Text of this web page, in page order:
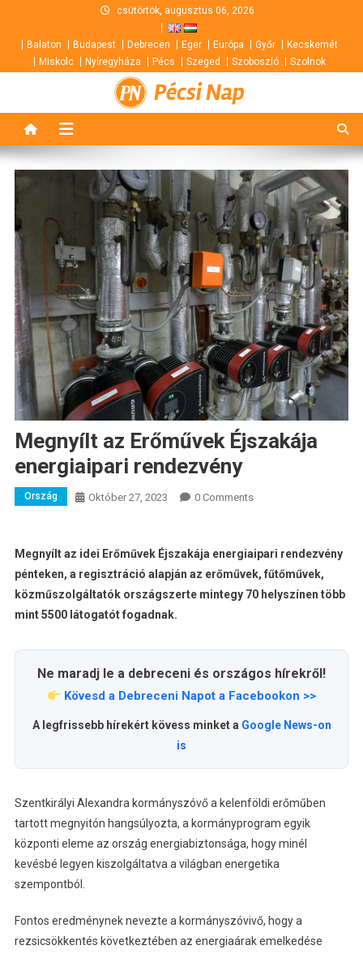
content
csütörtök, augusztus 06, 2026
Balaton Budapest Debrecen Eger Európa Győr
Kecskemét
Miskolc
Nyíregyháza Pécs Szeged Szoboszló Szolnok
Pécsi Nap
Megnyílt az Erőművek Éjszakája
energiaipari rendezvény
Ország Október 27, 2023 0 Comments
Megnyílt az idei Erőművek Éjszakája energiaipari rendezvény
pénteken, a regisztráció alapján az erőművek, fűtőművek,
közműszolgáltatók országszerte mintegy 70 helyszínen több
mint 5500 látogatót fogadnak.
Ne maradj le a debreceni és országos hírekről!
Kövesd a Debreceni Napot a Facebookon >>
A legfrissebb hírekért kövess minket a Google News-on
is
Szentkirályi Alexandra kormányszóvő a kelenföldi erőműben
tartott megnyitón hangsúlyozta, a kormányprogram egyik
központi eleme az ország energiabiztonsága, hogy minél
kevésbé legyen kiszolgáltatva a világban energetika
szempontból.
Fontos eredménynek nevezte a kormányszóvivő, hogy a
rezsicsökkentés következtében az energiaárak emelkedése